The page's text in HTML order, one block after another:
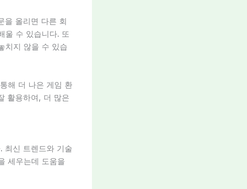
을 올리면 다른 회
울 수 있습니다. 또
치지 않을 수 있습
해 더 나은 게임 환
활용하여, 더 많은
최신 트렌드와 기술
세우는데 도움을